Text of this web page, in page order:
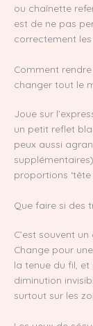
ou chaînette
est de ne pas
correctement
Comment
changer tout le
Joue sur
un petit reflet
peux aussi
proportions ‘tête
Que faire si des
C’est souvent
Change pour
la tenue du fil, et
diminution
surtout sur les